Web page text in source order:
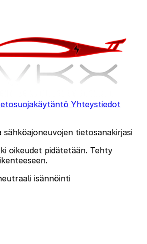
Yhteystiedot
tietosanakirjasi
oikeudet pidätetään. Tehty
isännöinti